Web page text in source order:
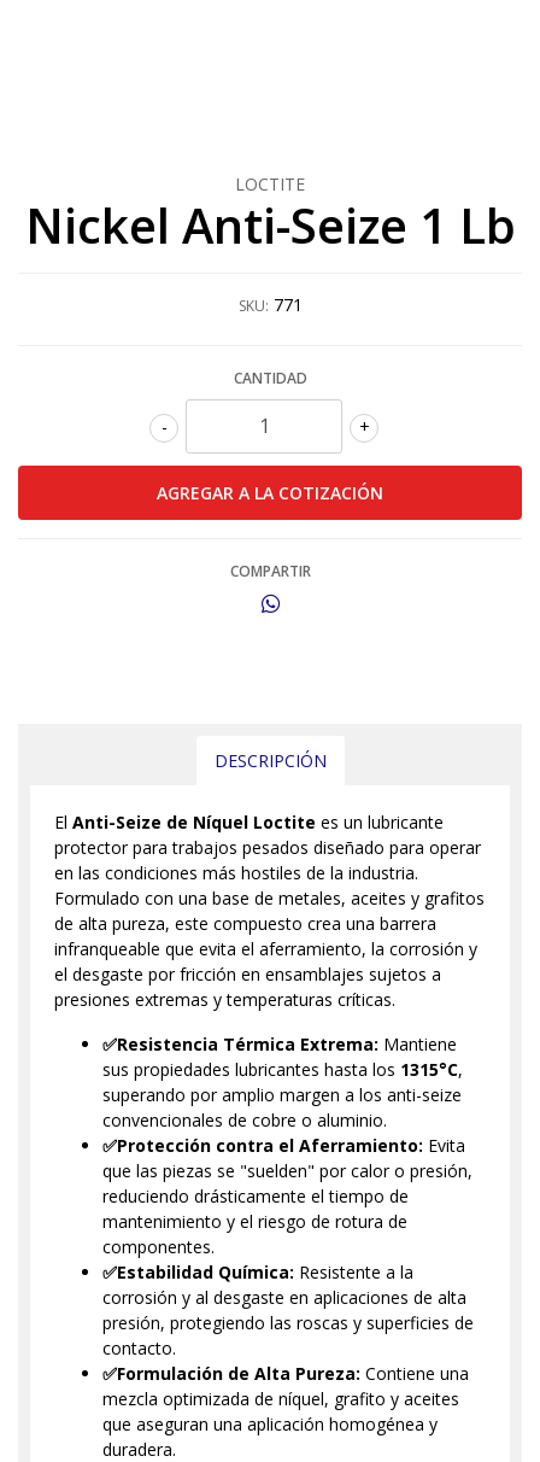
LOCTITE
Nickel Anti-Seize 1 Lb
SKU: 771
CANTIDAD
+
-
COMPARTIR
DESCRIPCIÓN
El Anti-Seize de Níquel Loctite es un lubricante
protector para trabajos pesados diseñado para operar
en las condiciones más hostiles de la industria.
Formulado con una base de metales, aceites y grafitos
de alta pureza, este compuesto crea una barrera
infranqueable que evita el aferramiento, la corrosión y
el desgaste por fricción en ensamblajes sujetos a
presiones extremas y temperaturas críticas.
✅Resistencia Térmica Extrema: Mantiene
sus propiedades lubricantes hasta los 1315°C,
superando por amplio margen a los anti-seize
convencionales de cobre o aluminio.
✅Protección contra el Aferramiento: Evita
que las piezas se "suelden" por calor o presión,
reduciendo drásticamente el tiempo de
mantenimiento y el riesgo de rotura de
componentes.
✅Estabilidad Química: Resistente a la
corrosión y al desgaste en aplicaciones de alta
presión, protegiendo las roscas y superficies de
contacto.
✅Formulación de Alta Pureza: Contiene una
mezcla optimizada de níquel, grafito y aceites
que aseguran una aplicación homogénea y
duradera.